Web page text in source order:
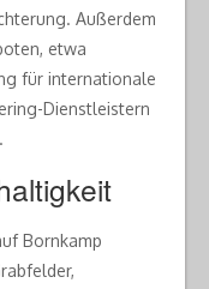
Außerdem
etwa
für internationale
Dienstleistern
Bornkamp